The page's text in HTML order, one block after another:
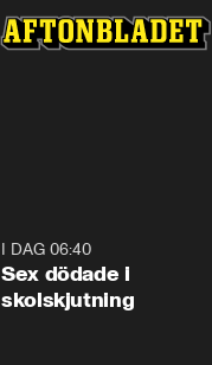
I DAG 06:40
Sex dödade i
skolskjutning